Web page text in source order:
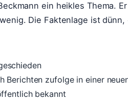
ein heikles Thema.
Die Faktenlage ist
Berichten zufolge in einer
bekannt